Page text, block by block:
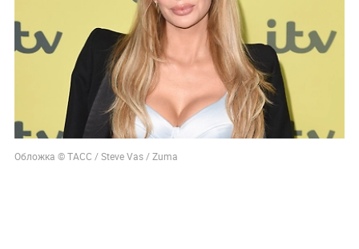
Обложка © ТАСС / Steve Vas / Zuma